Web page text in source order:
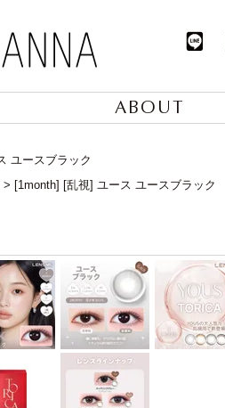
ABOUT
ユースブラック
[1month] [乱視] ユース ユースブラック